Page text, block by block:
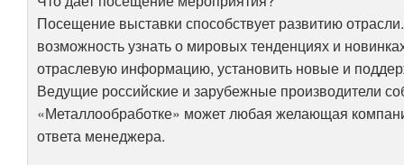
Посещение выставки способствует развитию
возможность узнать о мировых тенденциях и
отраслевую информацию, установить новые и
Ведущие российские и зарубежные производители
«Металлообработке» может любая желающая
ответа менеджера.